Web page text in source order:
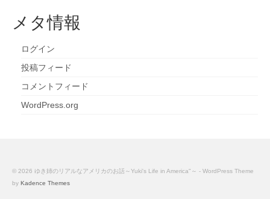
メタ情報
ログイン
投稿フィード
コメントフィード
WordPress.org
© 2026 ゆき姉のリアルなアメリカのお話～Yuki's Life in America"～ - WordPress Theme
by Kadence Themes